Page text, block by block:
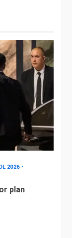
2026
plan